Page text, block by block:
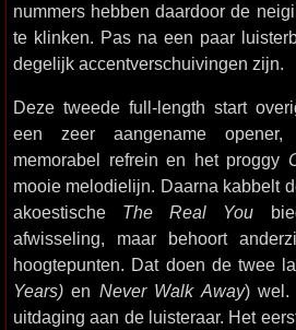
nummers hebben daardoor de
te klinken. Pas na een paar
degelijk accentverschuivingen zijn.
Deze tweede full-length start
een zeer aangename opener,
memorabel refrein en het proggy
mooie melodielijn. Daarna kabbelt
akoestische The Real You
afwisseling, maar behoort
hoogtepunten. Dat doen de twee
Years) en Never Walk Away) wel.
uitdaging aan de luisteraar. Het